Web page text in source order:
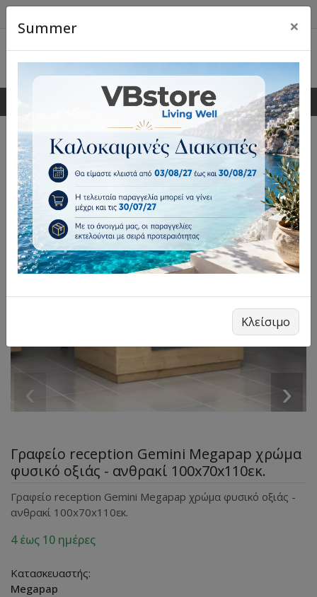
0 0
‹ ›
Γραφείο reception Gemini Megapap χρώμα
φυσικό οξιάς - ανθρακί 100x70x110εκ.
Γραφείο reception Gemini Megapap χρώμα φυσικό οξιάς -
ανθρακί 100x70x110εκ.
4 έως 10 ημέρες
Κατασκευαστής:
Megapap
Summer ×
Κλείσιμο